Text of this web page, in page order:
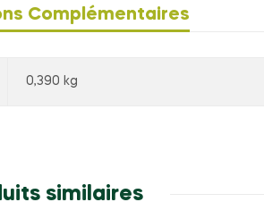
Complémentaires
0,390 kg
similaires